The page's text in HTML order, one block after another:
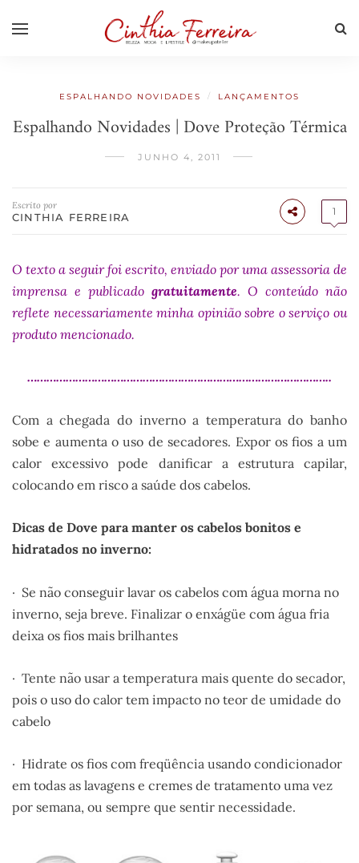
ESPALHANDO NOVIDADES / LANÇAMENTOS
Espalhando Novidades | Dove Proteção Térmica
JUNHO 4, 2011
Escrito por
CINTHIA FERREIRA 1
O texto a seguir foi escrito, enviado por uma assessoria de
imprensa e publicado gratuitamente. O conteúdo não
reflete necessariamente minha opinião sobre o serviço ou
produto mencionado.
…………………………………………………………………………………..
Com a chegada do inverno a temperatura do banho
sobe e aumenta o uso de secadores. Expor os fios a um
calor excessivo pode danificar a estrutura capilar,
colocando em risco a saúde dos cabelos.
Dicas de Dove para manter os cabelos bonitos e
hidratados no inverno:
· Se não conseguir lavar os cabelos com água morna no
inverno, seja breve. Finalizar o enxágüe com água fria
deixa os fios mais brilhantes
· Tente não usar a temperatura mais quente do secador,
pois o uso do calor tem impacto no teor de umidade do
cabelo
· Hidrate os fios com freqüência usando condicionador
em todas as lavagens e cremes de tratamento uma vez
por semana, ou sempre que sentir necessidade.